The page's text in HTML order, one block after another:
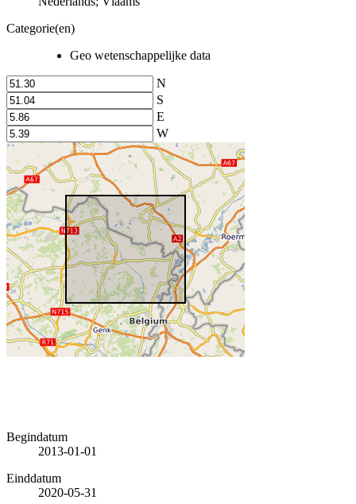
Categorie(en)
Geo wetenschappelijke data
N
S
E
W
Begindatum
2013-01-01
Einddatum
2020-05-31